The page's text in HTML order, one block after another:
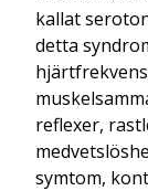
kallat
detta
reflexer,
symtom,